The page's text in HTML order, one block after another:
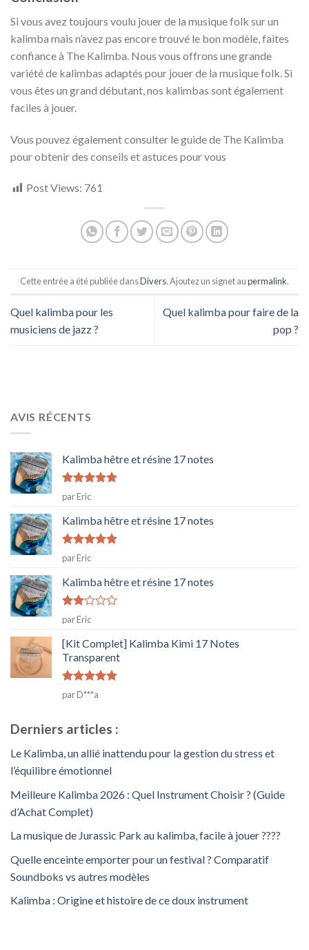
Si vous avez toujours voulu jouer de la musique folk sur un
kalimba mais n’avez pas encore trouvé le bon modèle, faites
confiance à The Kalimba. Nous vous offrons une grande
variété de kalimbas adaptés pour jouer de la musique folk. Si
vous êtes un grand débutant, nos kalimbas sont également
faciles à jouer.
Vous pouvez également consulter le guide de The Kalimba
pour obtenir des conseils et astuces pour vous
Post Views: 761
Cette entrée a été publiée dansDivers. Ajoutez un signet aupermalink.
Quel kalimba pour les
musiciens de jazz ?
Quel kalimba pour faire de la
pop ?
AVIS RÉCENTS
Kalimba hêtre et résine 17 notes
Note5
5
par Eric
Kalimba hêtre et résine 17 notes
Note5
5
par Eric
Kalimba hêtre et résine 17 notes
Note
2
sur
5
par Eric
[Kit Complet] Kalimba Kimi 17 Notes
Transparent
Note5sur
5
par D***a
Derniers articles :
Le Kalimba, un allié inattendu pour la gestion du stress et
l’équilibre émotionnel
Meilleure Kalimba 2026 : Quel Instrument Choisir ? (Guide
d’Achat Complet)
La musique de Jurassic Park au kalimba, facile à jouer ????
Quelle enceinte emporter pour un festival ? Comparatif
Soundboks vs autres modèles
Kalimba : Origine et histoire de ce doux instrument